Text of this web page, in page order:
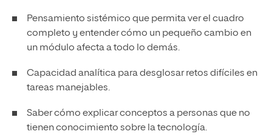
Pensamiento sistémico que permita ver el cuadro
completo y entender cómo un pequeño cambio en
un módulo afecta a todo lo demás.
Capacidad analítica para desglosar retos difíciles en
tareas manejables.
Saber cómo explicar conceptos a personas que no
tienen conocimiento sobre la tecnología.